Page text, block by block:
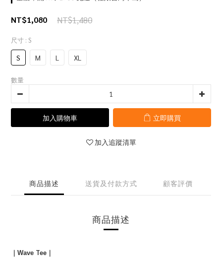
NT$1,080 NT$1,480
尺寸 : S
S M L XL
數量
加入購物車 立即購買
加入追蹤清單
商品描述 送貨及付款方式 顧客評價
商品描述
｜ Wave Tee ｜